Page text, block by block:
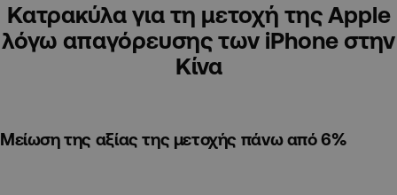
Κατρακύλα για τη μετοχή της Apple
λόγω απαγόρευσης των iPhone στην
Κίνα
Μείωση της αξίας της μετοχής πάνω από 6%